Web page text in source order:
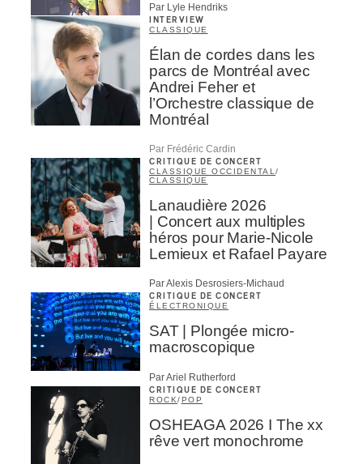
Par Lyle Hendriks
INTERVIEW
CLASSIQUE
Élan de cordes dans les
parcs de Montréal avec
Andrei Feher et
l’Orchestre classique de
Montréal
Par Frédéric Cardin
CRITIQUE DE CONCERT
CLASSIQUE OCCIDENTAL /
CLASSIQUE
Lanaudière 2026
| Concert aux multiples
héros pour Marie-Nicole
Lemieux et Rafael Payare
Par Alexis Desrosiers-Michaud
CRITIQUE DE CONCERT
ÉLECTRONIQUE
SAT | Plongée micro-
macroscopique
Par Ariel Rutherford
CRITIQUE DE CONCERT
ROCK/POP
OSHEAGA 2026 I The xx
rêve vert monochrome